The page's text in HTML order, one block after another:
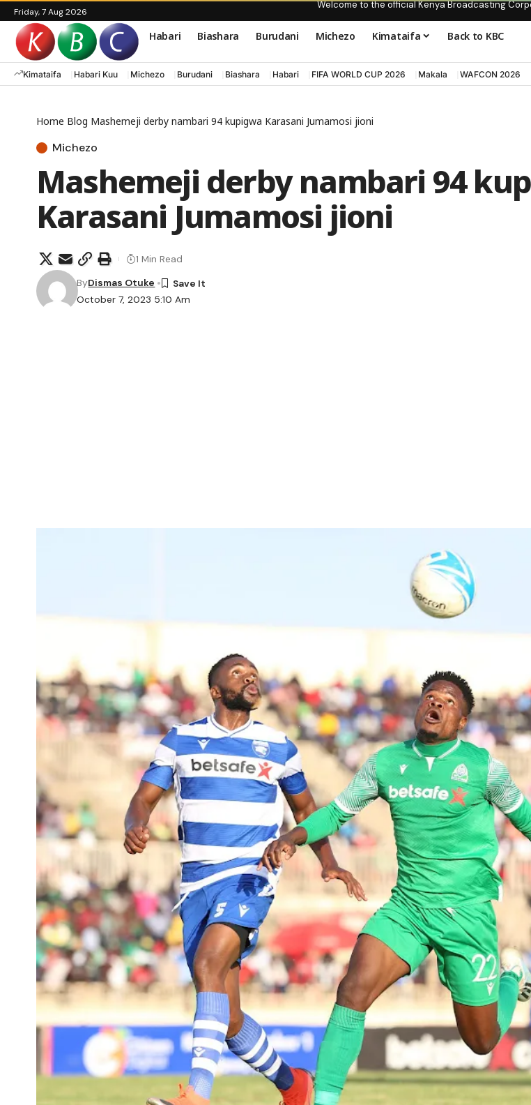
Friday, 7 Aug 2026
Welcome to the official Kenya Broadcasting
Habari Biashara Burudani Michezo Kimataifa Back to KBC
Kimataifa Habari Kuu Michezo Burudani Biashara Habari FIFA WORLD CUP 2026 Makala WAFCON 2026
Home Blog Mashemeji derby nambari 94 kupigwa Karasani Jumamosi jioni
Michezo
Mashemeji derby nambari 94
Karasani Jumamosi jioni
October 7, 2023 5:10 Am
ByDismas Otuke
1 Min Read